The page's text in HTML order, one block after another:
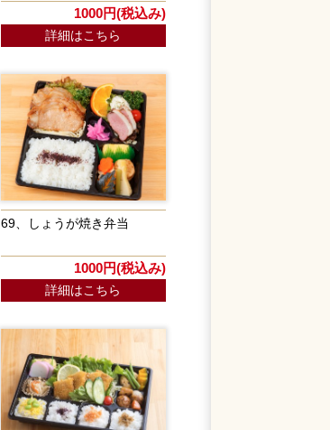
1000円(税込み)
詳細はこちら
69、しょうが焼き弁当
1000円(税込み)
詳細はこちら